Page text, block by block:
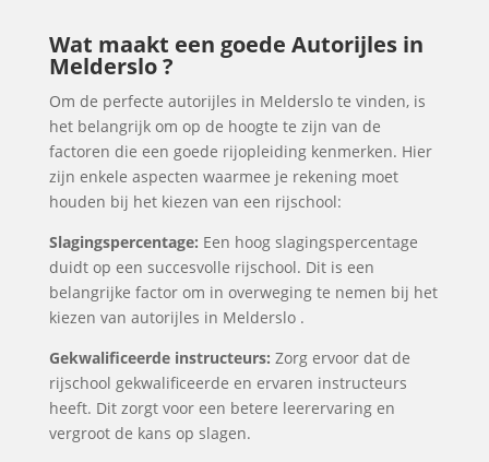
Wat maakt een goede Autorijles in
Melderslo ?
Om de perfecte autorijles in Melderslo te vinden, is
het belangrijk om op de hoogte te zijn van de
factoren die een goede rijopleiding kenmerken. Hier
zijn enkele aspecten waarmee je rekening moet
houden bij het kiezen van een rijschool:
Slagingspercentage: Een hoog slagingspercentage
duidt op een succesvolle rijschool. Dit is een
belangrijke factor om in overweging te nemen bij het
kiezen van autorijles in Melderslo .
Gekwalificeerde instructeurs: Zorg ervoor dat de
rijschool gekwalificeerde en ervaren instructeurs
heeft. Dit zorgt voor een betere leerervaring en
vergroot de kans op slagen.